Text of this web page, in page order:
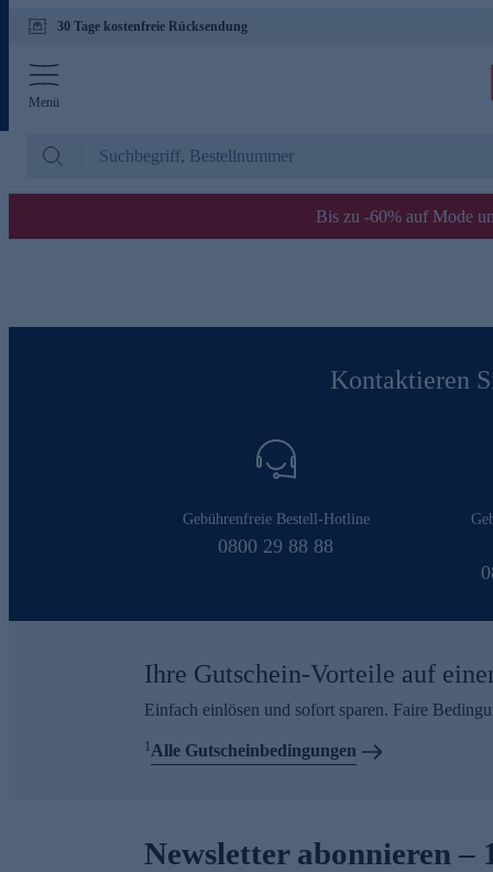
30 Tage kostenfreie Rücksendung
Menü
Bis zu -60% auf Mode
Kontaktieren
Gebührenfreie Bestell-Hotline
0800 29 88 88
Ihre Gutschein-Vorteile auf
Einfach einlösen und sofort sparen. Faire
1Alle Gutscheinbedingungen
Newsletter abonnieren –